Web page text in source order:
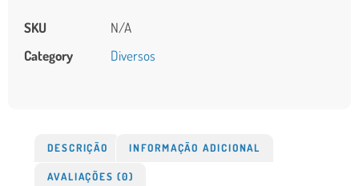
DESCRIÇÃO INFORMAÇÃO ADICIONAL
AVALIAÇÕES (0)
SKU
N/A
Category
Diversos